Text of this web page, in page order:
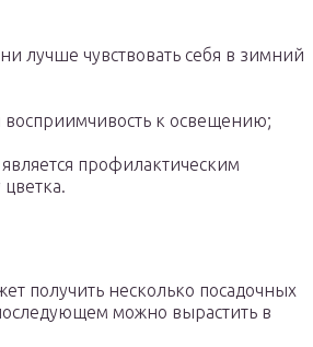
лучше чувствовать себя в зимний
восприимчивость к освещению;
профилактическим
получить несколько посадочных
можно вырастить в